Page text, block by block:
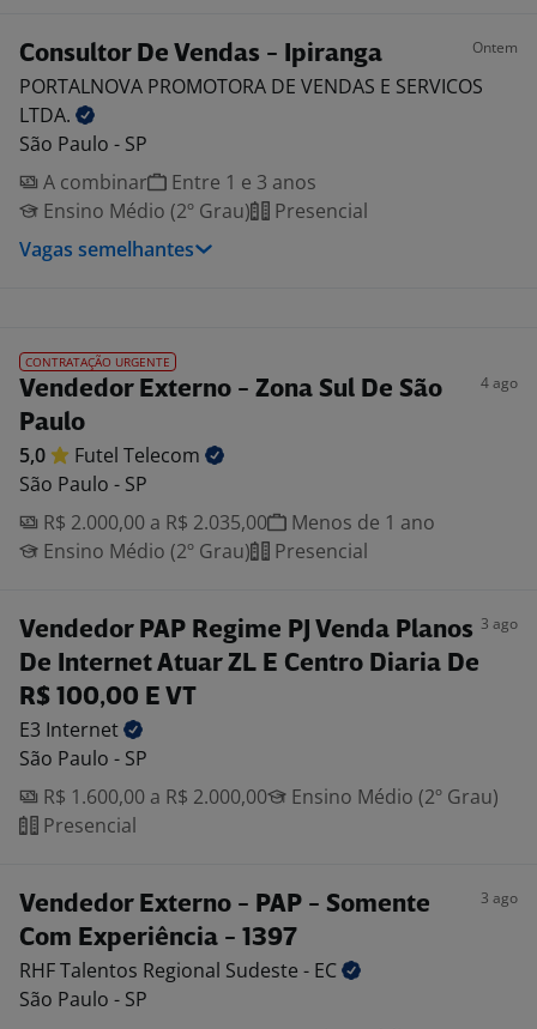
Consultor De Vendas - Ipiranga Ontem
PORTALNOVA PROMOTORA DE VENDAS E SERVICOS
LTDA.
São Paulo - SP
A combinar
Entre 1 e 3 anos
Ensino Médio (2º Grau)
Presencial
Vagas semelhantes
CONTRATAÇÃO URGENTE
Vendedor Externo - Zona Sul De São
Paulo
4 ago
5,0 Futel Telecom
São Paulo - SP
R$ 2.000,00 a R$ 2.035,00
Menos de 1 ano
Ensino Médio (2º Grau)
Presencial
Vendedor PAP Regime PJ Venda Planos
De Internet Atuar ZL E Centro Diaria De
R$ 100,00 E VT
3 ago
E3 Internet
São Paulo - SP
R$ 1.600,00 a R$ 2.000,00
Ensino Médio (2º Grau)
Presencial
Vendedor Externo - PAP - Somente
Com Experiência - 1397
3 ago
RHF Talentos Regional Sudeste - EC
São Paulo - SP